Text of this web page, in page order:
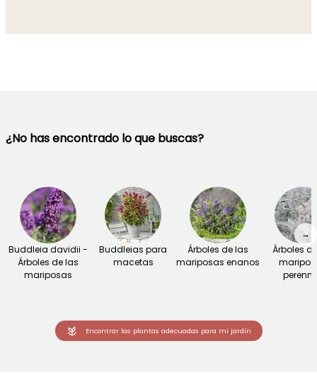
¿No has encontrado lo que buscas?
Buddleia davidii -
Árboles de las
mariposas
Buddleias para
macetas
Árboles de las
mariposas enanos
Árboles
→
Encontrar las plantas adecuadas para mi jardín